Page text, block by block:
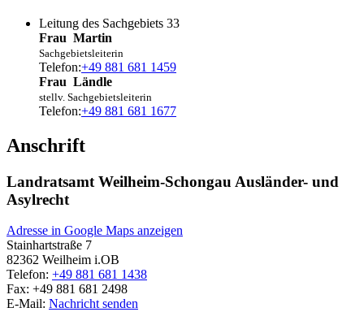
Leitung des Sachgebiets 33
Frau Martin
Sachgebietsleiterin
Telefon:+49 881 681 1459
Frau Ländle
stellv. Sachgebietsleiterin
Telefon:+49 881 681 1677
Anschrift
Landratsamt Weilheim-Schongau Ausländer- und
Asylrecht
Adresse in Google Maps anzeigen
Stainhartstraße 7
82362 Weilheim i.OB
Telefon: +49 881 681 1438
Fax: +49 881 681 2498
E-Mail: Nachricht senden